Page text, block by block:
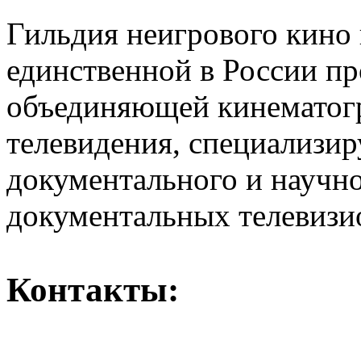
Гильдия неигрового кино
единственной в России
объединяющей
телевидения,
документального и
документальных
Контакты: